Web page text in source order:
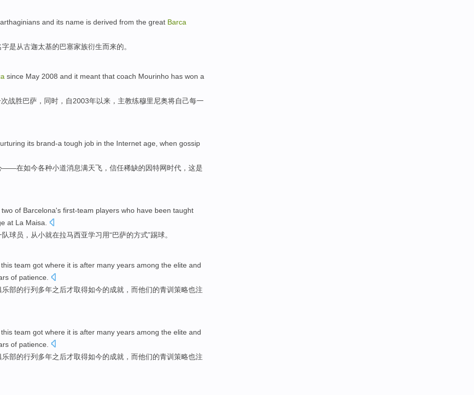
and its name is derived from the great Barca
字是从古迦太基的巴塞家族衍生而来的。
since May 2008 and it meant that coach Mourinho has won a
战胜巴萨， 同时 ，自2003年以来， 主教练穆里尼奥将自己每一
its brand-a tough job in the Internet age , when gossip
——在如今各种小道消息满天飞 ， 信任稀缺的因特网时代 ，这是
two of Barcelona's first-team players who have been taught
at La Maisa
队球员 ， 从小就在拉马西亚学习 用“巴萨的方式”踢球。
this team got where it is after many years among the elite and
of patience.
乐部的行列 多年之后才取得如今的成就， 而他们的青训 策略也注
this team got where it is after many years among the elite and
of patience.
乐部的行列多年之后才取得如今的成就， 而他们的青训策略也注